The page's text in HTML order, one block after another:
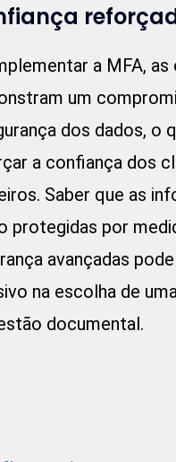
a MFA, as
um
dos dados, o
a confiança dos
Saber que as
protegidas por
avançadas
na escolha de
documental.